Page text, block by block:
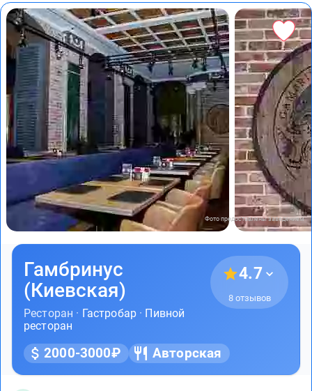
Фото предоставлены заведением
Гамбринус
(Киевская)
Ресторан · Гастробар · Пивной
ресторан
4.7
8 отзывов
2000-3000₽ Авторская